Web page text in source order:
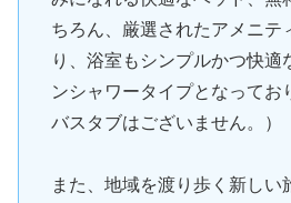
ちろん、厳選されたアメニテ
り、浴室もシンプルかつ快適
ンシャワータイプとなってお
バスタブはございません。）
また、地域を渡り歩く新しい